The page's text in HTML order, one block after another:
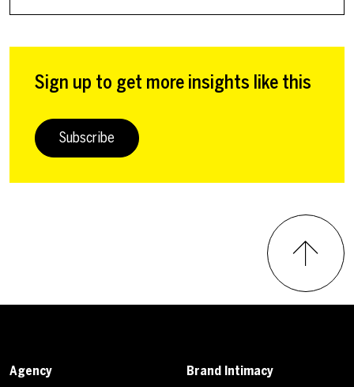
Sign up to get more insights like this
Subscribe
Agency Brand Intimacy